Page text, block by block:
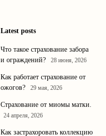
Latest posts
Что такое страхование забора
и ограждений?
28 июня, 2026
Как работает страхование от
ожогов?
29 мая, 2026
Страхование от миомы матки.
24 апреля, 2026
Как застрахоровать коллекцию